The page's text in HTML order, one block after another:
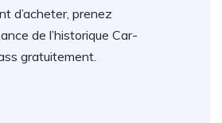
d’acheter, prenez
de l’historique Car-
gratuitement.